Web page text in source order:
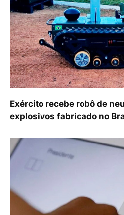
Exército recebe robô de
explosivos fabricado no